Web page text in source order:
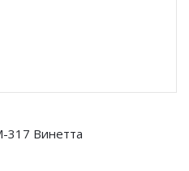
317 Винетта